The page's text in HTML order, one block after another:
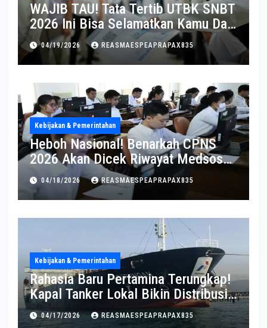
WAJIB TAU! Tata Tertib UTBK SNBT
2026 Ini Bisa Selamatkan Kamu Dari
Diskualifikasi
04/19/2026 REASMAESPEAPRAPAX835
Kebijakan & Pemerintahan
Heboh Nasional! Benarkah CPNS
2026 Akan Dicek Riwayat Medsos?
Pernyataan BKN Bikin Heboh
04/18/2026 REASMAESPEAPRAPAX835
Kebijakan & Pemerintahan
Rahasia Baru Pertamina Terungkap!
Kapal Tanker Lokal Bikin Distribusi
RI Makin Kuat
04/17/2026 REASMAESPEAPRAPAX835